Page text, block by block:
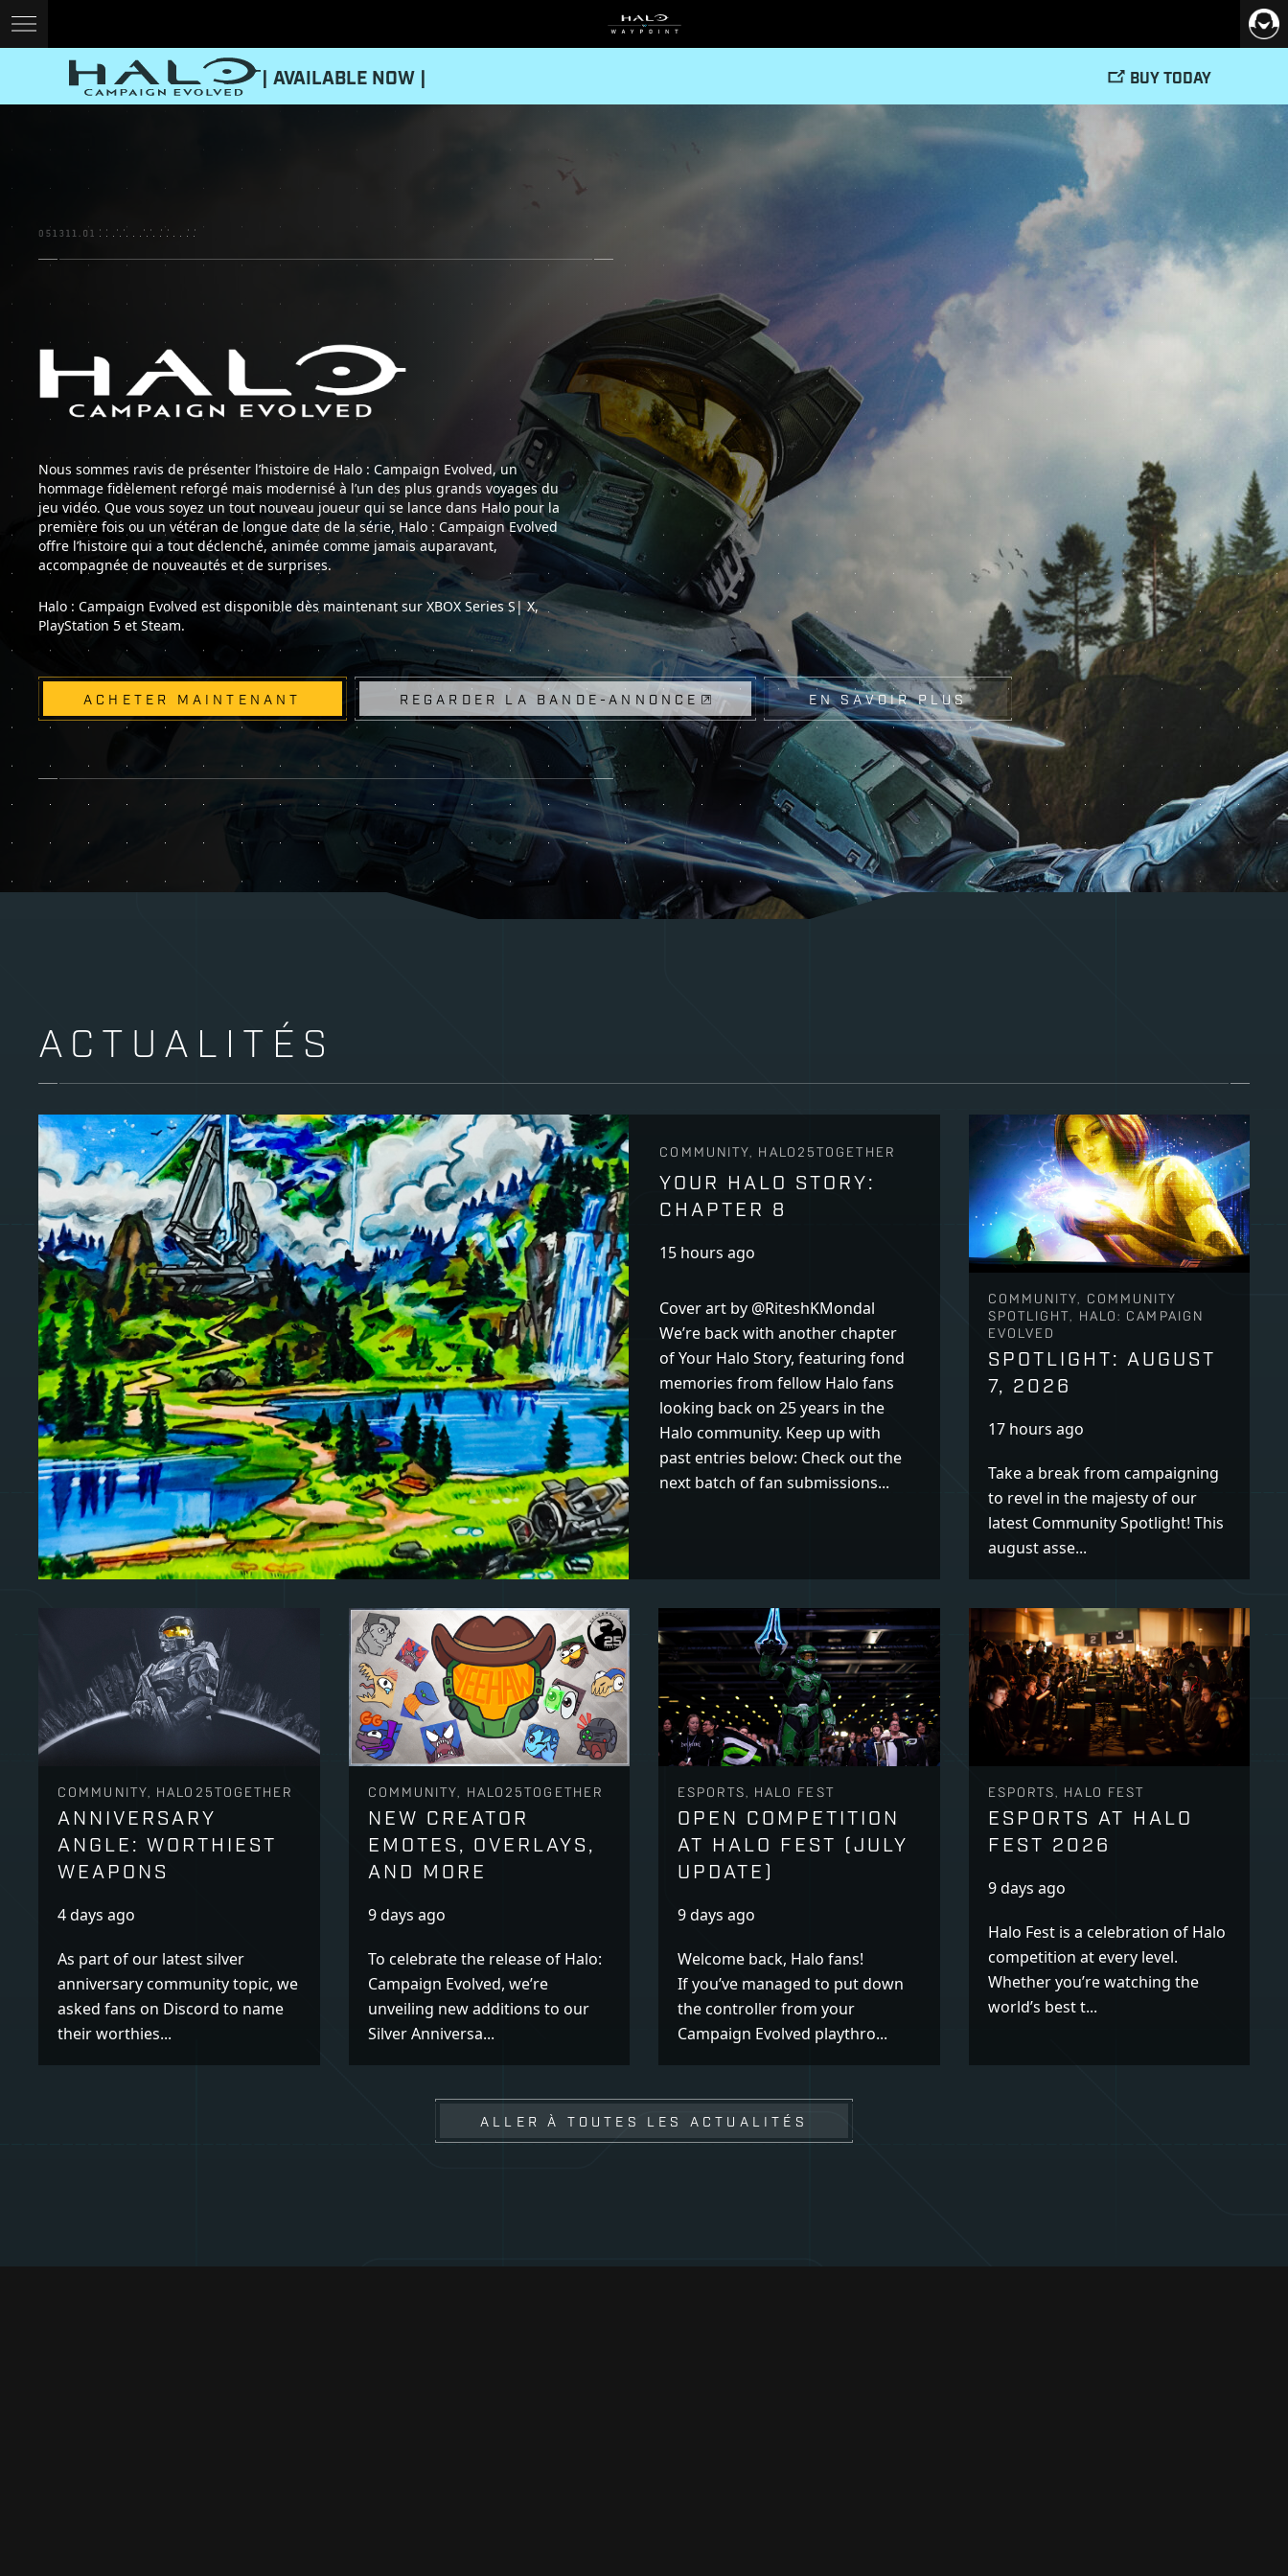
| AVAILABLE NOW | BUY TODAY
Nous sommes ravis de présenter l’histoire de Halo : Campaign Evolved, un
hommage fidèlement reforgé mais modernisé à l’un des plus grands voyages du
jeu vidéo. Que vous soyez un tout nouveau joueur qui se lance dans Halo pour la
première fois ou un vétéran de longue date de la série, Halo : Campaign Evolved
offre l’histoire qui a tout déclenché, animée comme jamais auparavant,
accompagnée de nouveautés et de surprises.
Halo : Campaign Evolved est disponible dès maintenant sur XBOX Series S| X,
PlayStation 5 et Steam.
ACHETER MAINTENANT REGARDER LA BANDE-ANNONCE EN SAVOIR PLUS
ACTUALITÉS
COMMUNITY, HALO25TOGETHER
YOUR HALO STORY:
CHAPTER 8
15 hours ago
Cover art by @RiteshKMondal
We’re back with another chapter
of Your Halo Story, featuring fond
memories from fellow Halo fans
looking back on 25 years in the
Halo community. Keep up with
past entries below: Check out the
next batch of fan submissions...
COMMUNITY, COMMUNITY
SPOTLIGHT, HALO: CAMPAIGN
EVOLVED
SPOTLIGHT: AUGUST
7, 2026
17 hours ago
Take a break from campaigning
to revel in the majesty of our
latest Community Spotlight! This
august asse...
COMMUNITY, HALO25TOGETHER
ANNIVERSARY
ANGLE: WORTHIEST
WEAPONS
4 days ago
As part of our latest silver
anniversary community topic, we
asked fans on Discord to name
their worthies...
COMMUNITY, HALO25TOGETHER
NEW CREATOR
EMOTES, OVERLAYS,
AND MORE
9 days ago
To celebrate the release of Halo:
Campaign Evolved, we’re
unveiling new additions to our
Silver Anniversa...
ESPORTS, HALO FEST
OPEN COMPETITION
AT HALO FEST (JULY
UPDATE)
9 days ago
Welcome back, Halo fans!
If you’ve managed to put down
the controller from your
Campaign Evolved playthro...
ESPORTS, HALO FEST
ESPORTS AT HALO
FEST 2026
9 days ago
Halo Fest is a celebration of Halo
competition at every level.
Whether you’re watching the
world’s best t...
ALLER À TOUTES LES ACTUALITÉS